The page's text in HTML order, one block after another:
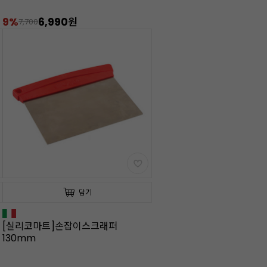
9%7,7006,990원
담기
[실리코마트]손잡이스크래퍼
130mm